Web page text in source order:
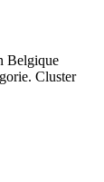
Belgique
Cluster